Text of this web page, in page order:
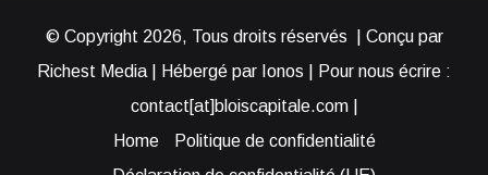
© Copyright 2026, Tous droits réservés | Conçu par
Richest Media | Hébergé par Ionos | Pour nous écrire :
contact[at]bloiscapitale.com |
Home
Politique de confidentialité